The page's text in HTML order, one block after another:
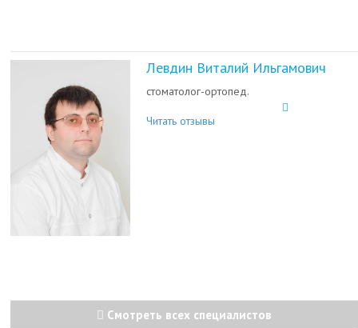
Левдин Виталий Ильгамович
стоматолог-ортопед.
Читать отзывы
Смотреть всех специалистов